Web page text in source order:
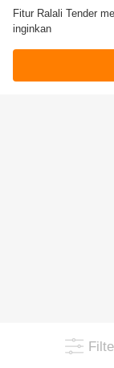
Fitur Ralali Tender
inginkan